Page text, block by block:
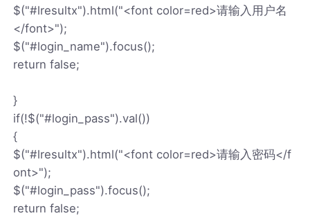
$("#lresultx").html("<font color=red>请输入用户名
</font>");
$("#login_name").focus();
return false;
}
if(!$("#login_pass").val())
{
$("#lresultx").html("<font color=red>请输入密码</f
ont>");
$("#login_pass").focus();
return false;